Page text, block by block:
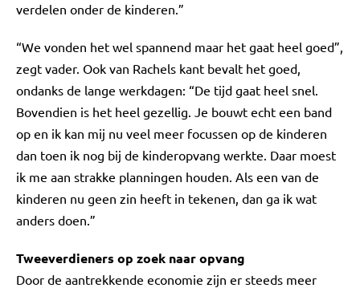
verdelen onder de kinderen.”
“We vonden het wel spannend maar het gaat heel goed”,
zegt vader. Ook van Rachels kant bevalt het goed,
ondanks de lange werkdagen: “De tijd gaat heel snel.
Bovendien is het heel gezellig. Je bouwt echt een band
op en ik kan mij nu veel meer focussen op de kinderen
dan toen ik nog bij de kinderopvang werkte. Daar moest
ik me aan strakke planningen houden. Als een van de
kinderen nu geen zin heeft in tekenen, dan ga ik wat
anders doen.”
Tweeverdieners op zoek naar opvang
Door de aantrekkende economie zijn er steeds meer